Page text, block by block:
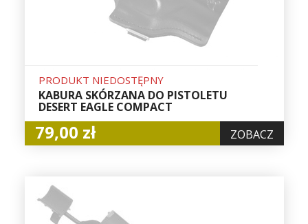
PRODUKT NIEDOSTĘPNY
KABURA SKÓRZANA DO PISTOLETU
DESERT EAGLE COMPACT
79,00 zł ZOBACZ